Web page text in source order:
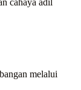
melalui